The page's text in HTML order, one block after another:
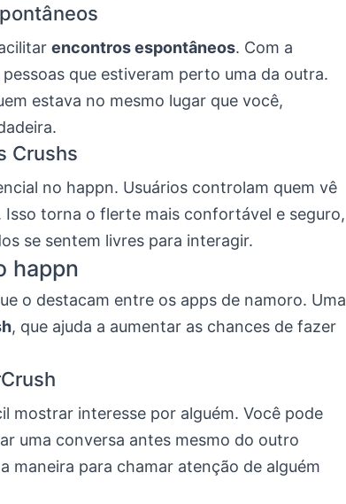
encontros espontâneos. Com a
que estiveram perto uma da outra.
estava no mesmo lugar que você,
Crushs
no happn. Usuários controlam quem vê
Isso torna o flerte mais confortável e seguro,
se sentem livres para interagir.
happn
o destacam entre os apps de namoro. Uma
, que ajuda a aumentar as chances de fazer
mostrar interesse por alguém. Você pode
uma conversa antes mesmo do outro
maneira para chamar atenção de alguém